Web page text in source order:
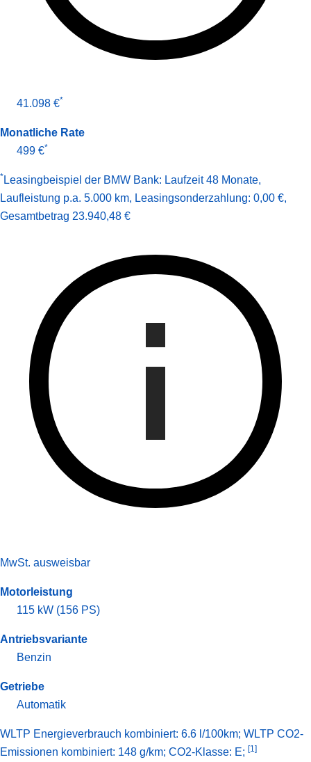
41.098 €*
Monatliche Rate
499 €*
* Leasingbeispiel der BMW Bank: Laufzeit 48 Monate,
Laufleistung p.a. 5.000 km, Leasingsonderzahlung: 0,00 €,
Gesamt­betrag 23.940,48 €
MwSt. ausweisbar
Motorleistung
115 kW (156 PS)
Antriebsvariante
Benzin
Getriebe
Automatik
WLTP Energieverbrauch kombiniert: 6.6 l/100km; WLTP CO2-
Emissionen kombiniert: 148 g/km; CO2-Klasse: E; [1]